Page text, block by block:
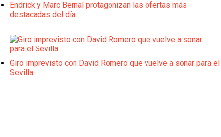
Endrick y Marc Bernal protagonizan las ofertas más
destacadas del día
Giro imprevisto con David Romero que vuelve a sonar para el
Sevilla